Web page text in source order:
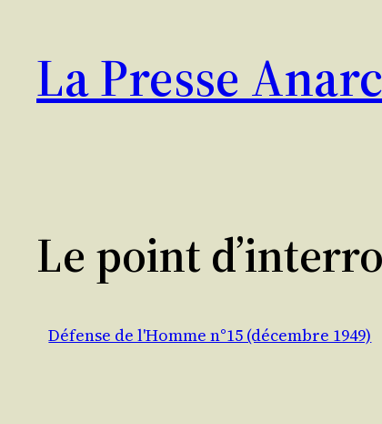
contenu
La Presse
Le point
Défense de l'Homme n°15 (décembre 1949)